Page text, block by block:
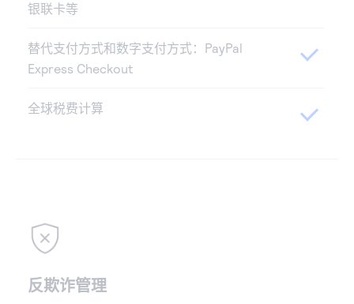
银联卡等
替代支付方式和数字支付方式：PayPal
Express Checkout
全球税费计算
反欺诈管理